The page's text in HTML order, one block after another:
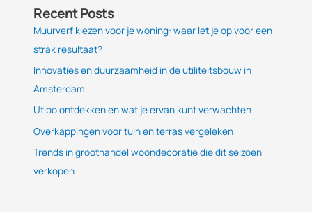
Recent Posts
Muurverf kiezen voor je woning: waar let je op voor een
strak resultaat?
Innovaties en duurzaamheid in de utiliteitsbouw in
Amsterdam
Utibo ontdekken en wat je ervan kunt verwachten
Overkappingen voor tuin en terras vergeleken
Trends in groothandel woondecoratie die dit seizoen
verkopen